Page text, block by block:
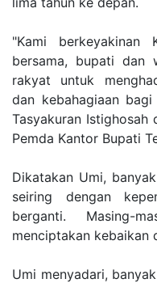
"Kami berkeyakinan
bersama, bupati dan
rakyat untuk
dan kebahagiaan
Tasyakuran Istighosah
Pemda Kantor Bupati
Dikatakan Umi,
seiring dengan
berganti. Masing-
menciptakan kebaikan
Umi menyadari,